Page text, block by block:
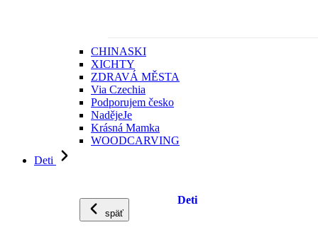
CHINASKI
XICHTY
ZDRAVÁ MĚSTA
Via Czechia
Podporujem česko
NadějeJe
Krásná Mamka
WOODCARVING
Deti
späť
Deti